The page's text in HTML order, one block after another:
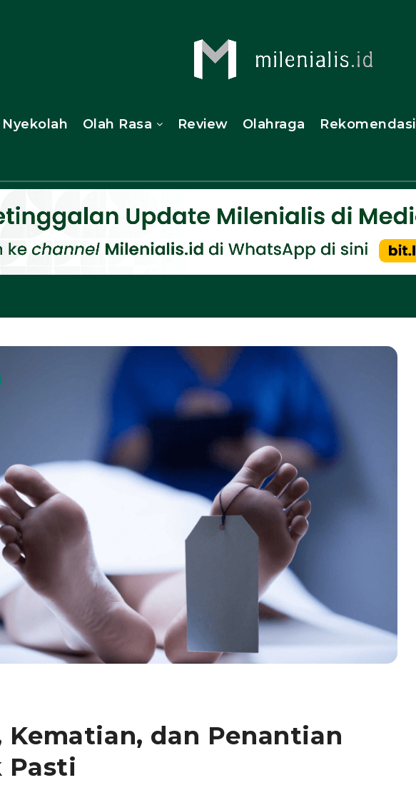
Nyekolah Olah Rasa Review Olahraga Rekomendasi
Kematian, dan Penantian
Pasti